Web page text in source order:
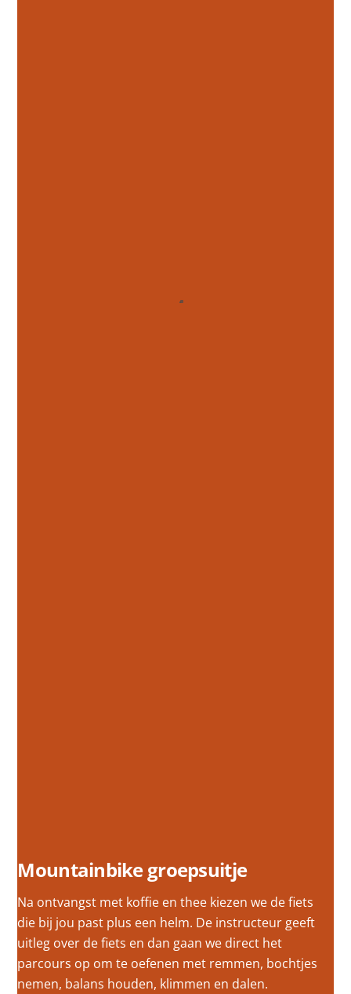
Mountainbike groepsuitje
Na ontvangst met koffie en thee kiezen we de fiets
die bij jou past plus een helm. De instructeur geeft
uitleg over de fiets en dan gaan we direct het
parcours op om te oefenen met remmen, bochtjes
nemen, balans houden, klimmen en dalen.